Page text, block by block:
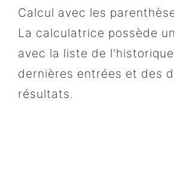
Calcul avec les
La calculatrice possède
avec la liste de
dernières entrées et des
résultats.